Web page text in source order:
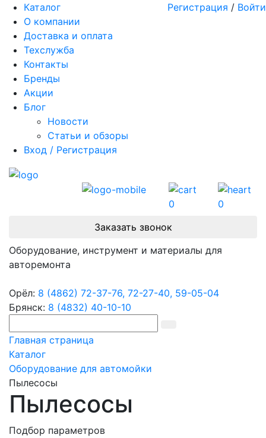
Каталог
О компании
Доставка и оплата
Техслужба
Контакты
Бренды
Акции
Блог
Новости
Статьи и обзоры
Вход / Регистрация
Регистрация / Войти
0
0
Заказать звонок
Оборудование, инструмент и материалы для
авторемонта
Орёл: 8 (4862) 72-37-76, 72-27-40, 59-05-04
Брянск: 8 (4832) 40-10-10
Главная страница
Каталог
Оборудование для автомойки
Пылесосы
Пылесосы
Подбор параметров